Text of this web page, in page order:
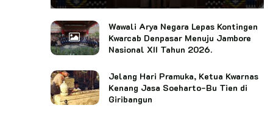
Wawali Arya Negara Lepas Kontingen
Kwarcab Denpasar Menuju Jambore
Nasional XII Tahun 2026.
Jelang Hari Pramuka, Ketua Kwarnas
Kenang Jasa Soeharto-Bu Tien di
Giribangun